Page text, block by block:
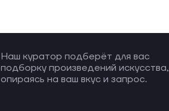
Наш куратор подберёт для вас
подборку произведений искусства,
опираясь на ваш вкус и запрос.